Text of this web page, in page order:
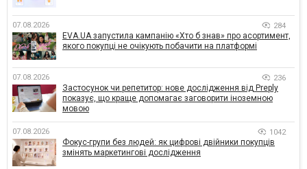
07.08.2026 284
EVA.UA запустила кампанію «Хто б знав» про асортимент,
якого покупці не очікують побачити на платформі
07.08.2026 236
Застосунок чи репетитор: нове дослідження від Preply
показує, що краще допомагає заговорити іноземною
мовою
07.08.2026 1042
Фокус-групи без людей: як цифрові двійники покупців
змінять маркетингові дослідження